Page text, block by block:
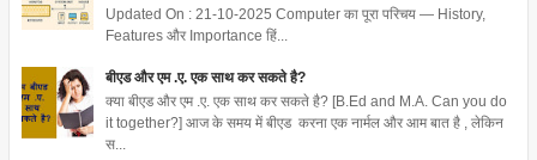
Updated On : 21-10-2025 Computer का पूरा परिचय — History,
Features और Importance हिं...
बीएड और एम .ए. एक साथ कर सकते है?
क्या बीएड और एम .ए. एक साथ कर सकते है? [B.Ed and M.A. Can you do
it together?] आज के समय में बीएड करना एक नार्मल और आम बात है , लेकिन
स...